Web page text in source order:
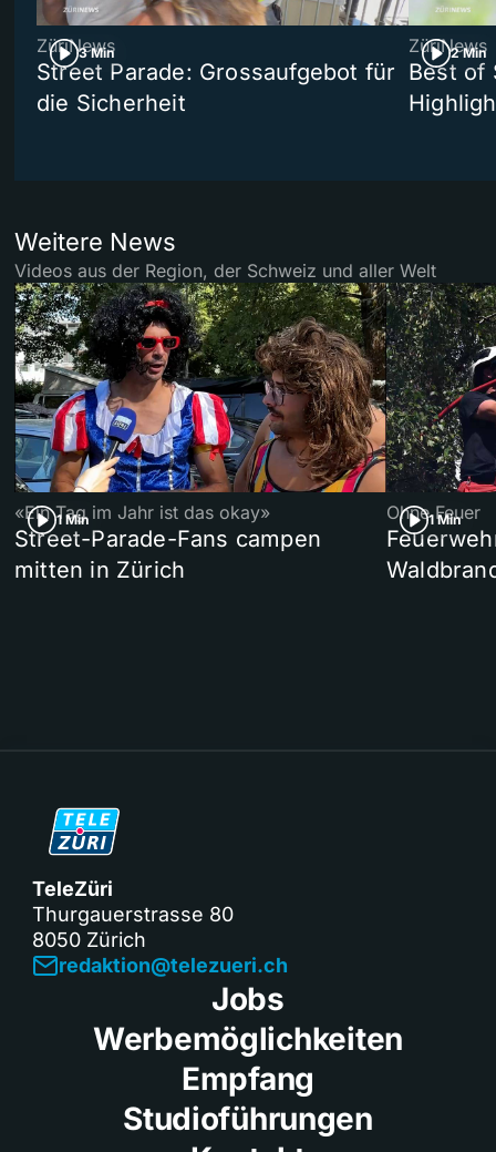
3 Min
ZüriNews
Street Parade: Grossaufgebot für
die Sicherheit
2 Min
ZüriNews
Best of
Weitere News
Videos aus der Region, der Schweiz und aller Welt
1 Min
«Ein Tag im Jahr ist das okay»
Street-Parade-Fans campen
mitten in Zürich
1 Min
Ohne Feuer
TeleZüri
Thurgauerstrasse 80
8050 Zürich
redaktion@telezueri.ch
Jobs
Werbemöglichkeiten
Empfang
Studioführungen